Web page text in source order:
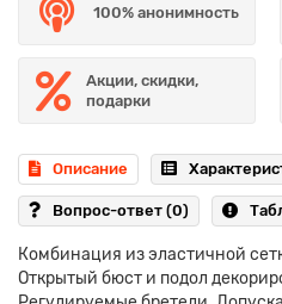
100% анонимность
Акции, скидки,
подарки
Описание
Вопрос-ответ (0)
Комбинация из эластичной
Открытый бюст и подол